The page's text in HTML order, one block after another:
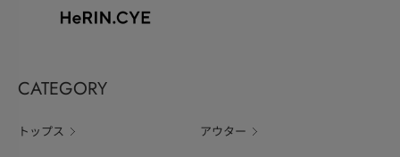
CATEGORY
トップス アウター